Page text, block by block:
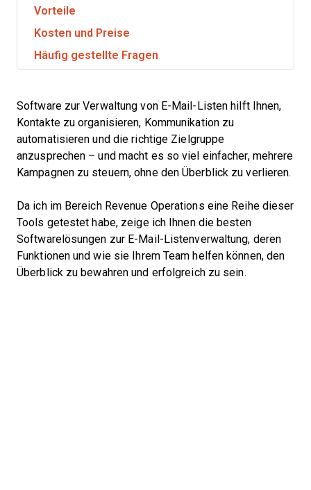
Vorteile
Kosten und Preise
Häufig gestellte Fragen
Software zur Verwaltung von E-Mail-Listen hilft Ihnen,
Kontakte zu organisieren, Kommunikation zu
automatisieren und die richtige Zielgruppe
anzusprechen – und macht es so viel einfacher, mehrere
Kampagnen zu steuern, ohne den Überblick zu verlieren.
Da ich im Bereich Revenue Operations eine Reihe dieser
Tools getestet habe, zeige ich Ihnen die besten
Softwarelösungen zur E-Mail-Listenverwaltung, deren
Funktionen und wie sie Ihrem Team helfen können, den
Überblick zu bewahren und erfolgreich zu sein.